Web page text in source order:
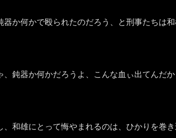
か何かで殴られたのだろう、と刑事たちは
、鈍器か何かだろうよ、こんな血ぃ出てんだ
和雄にとって悔やまれるのは、ひかりを巻き